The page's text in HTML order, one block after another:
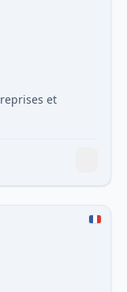
et